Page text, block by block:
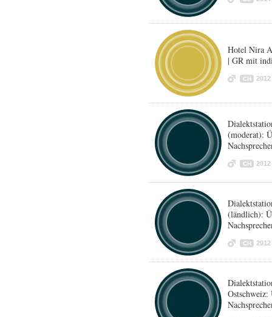
Hotel Nira
| GR mit
CH 2012
(moderat):
CH 2012
(ländlich):
CH 2012
Ostschweiz: